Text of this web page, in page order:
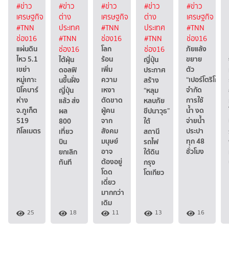
#ข่าว
เศรษฐกิจ
#TNN
ช่อง16
แผ่นดิน
ไหว 5.1
เขย่า
หมู่เกาะ
นิโคบาร์
ห่าง
จ.ภูเก็ต
519
กิโลเมตร
25
#ข่าว
ต่าง
ประเทศ
#TNN
ช่อง16
ไต้ฝุ่น
ดอลฟิ
นขึ้นฝั่ง
ญี่ปุ่น
แล้ว ส่ง
ผล
800
เที่ยว
บิน
ยกเลิก
ทันที
18
#ข่าว
เศรษฐกิจ
#TNN
ช่อง16
โลก
ร้อน
เพิ่ม
ความ
เหงา
ตัดขาด
ผู้คน
จาก
สังคม
มนุษย์
อาจ
ต้องอยู่
โดด
เดี่ยว
มากกว่า
เดิม
11
#ข่าว
ต่าง
ประเทศ
#TNN
ช่อง16
ญี่ปุ่น
ประกาศ
สร้าง
“หลุม
หลบภัย
ขีปนาวุธ”
ใต้
สถานี
รถไฟ
ใต้ดิน
กรุง
โตเกียว
13
#ข่าว
เศรษฐกิจ
#TNN
ช่อง16
ภัยแล้ง
ขยาย
ตัว
“เปอร์โตริโก”
จำกัด
การใช้
น้ำ งด
จ่ายน้ำ
ประปา
ทุก 48
ชั่วโมง
16